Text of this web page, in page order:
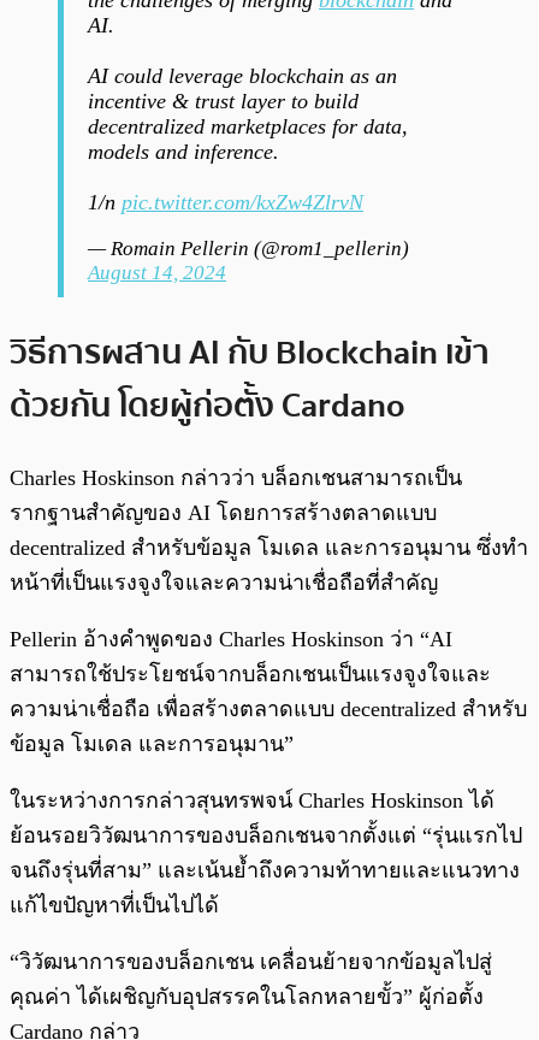
AI.
AI could leverage blockchain as an
incentive & trust layer to build
decentralized marketplaces for data,
models and inference.
1/n pic.twitter.com/kxZw4ZlrvN
— Romain Pellerin (@rom1_pellerin)
August 14, 2024
วิธีการผสาน AI กับ Blockchain เข้า
ด้วยกัน โดยผู้ก่อตั้ง Cardano
Charles Hoskinson กล่าวว่า บล็อกเชนสามารถเป็น
รากฐานสำคัญของ AI โดยการสร้างตลาดแบบ
decentralized สำหรับข้อมูล โมเดล และการอนุมาน ซึ่งทำ
หน้าที่เป็นแรงจูงใจและความน่าเชื่อถือที่สำคัญ
Pellerin อ้างคำพูดของ Charles Hoskinson ว่า “AI
สามารถใช้ประโยชน์จากบล็อกเชนเป็นแรงจูงใจและ
ความน่าเชื่อถือ เพื่อสร้างตลาดแบบ decentralized สำหรับ
ข้อมูล โมเดล และการอนุมาน”
ในระหว่างการกล่าวสุนทรพจน์ Charles Hoskinson ได้
ย้อนรอยวิวัฒนาการของบล็อกเชนจากตั้งแต่ “รุ่นแรกไป
จนถึงรุ่นที่สาม” และเน้นย้ำถึงความท้าทายและแนวทาง
แก้ไขปัญหาที่เป็นไปได้
“วิวัฒนาการของบล็อกเชน เคลื่อนย้ายจากข้อมูลไปสู่
คุณค่า ได้เผชิญกับอุปสรรคในโลกหลายขั้ว” ผู้ก่อตั้ง
Cardano กล่าว